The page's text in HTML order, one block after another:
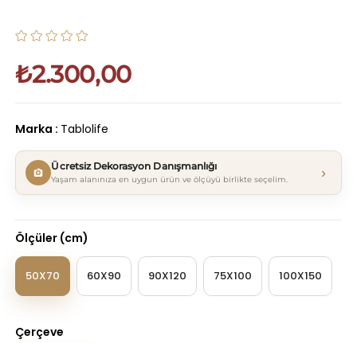
₺2.300,00
Marka : Tablolife
Ücretsiz Dekorasyon Danışmanlığı
Yaşam alanınıza en uygun ürün ve ölçüyü birlikte seçelim. ›
Ölçüler (cm)
50X70 60X90 90X120 75X100 100X150
Çerçeve